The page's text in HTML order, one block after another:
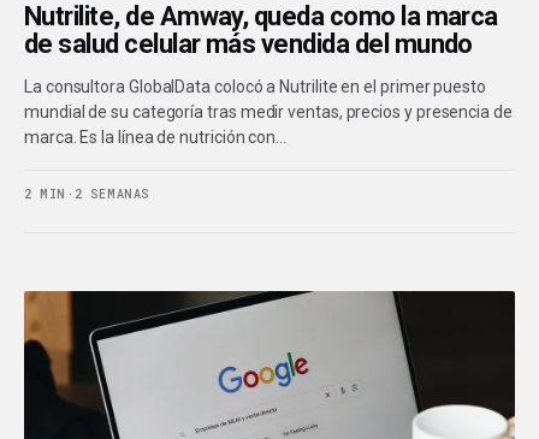
Nutrilite, de Amway, queda como la marca
de salud celular más vendida del mundo
La consultora GlobalData colocó a Nutrilite en el primer puesto
mundial de su categoría tras medir ventas, precios y presencia de
marca. Es la línea de nutrición con…
2 MIN · 2 SEMANAS